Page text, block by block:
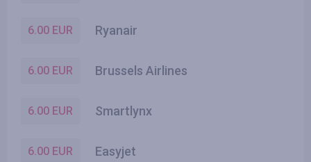
6.00 EUR Ryanair
6.00 EUR Brussels Airlines
6.00 EUR Smartlynx
6.00 EUR Easyjet